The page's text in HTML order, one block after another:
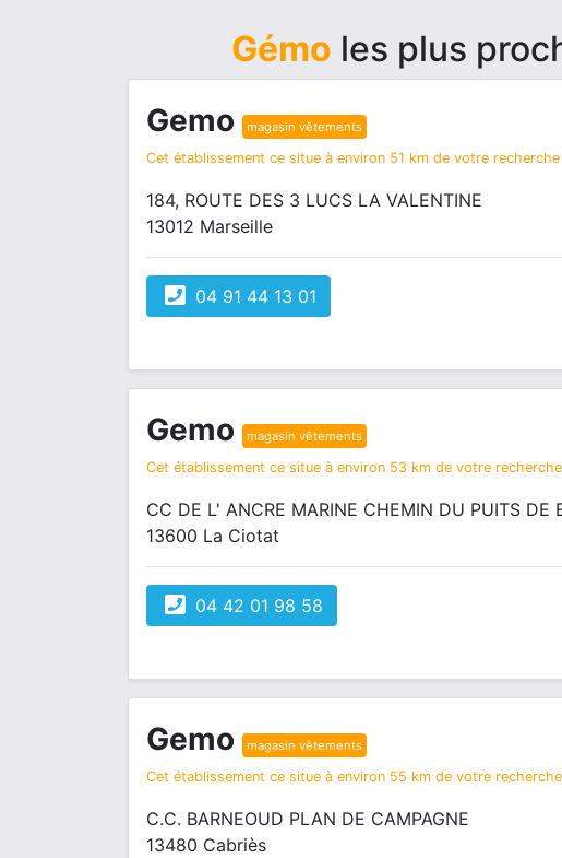
Gémo les plus
Gemo magasin vêtements
Cet établissement ce situe à environ 51 km de votre
184, ROUTE DES 3 LUCS LA VALENTINE
13012 Marseille
04 91 44 13 01
Gemo magasin vêtements
Cet établissement ce situe à environ 53 km de votre
CC DE L' ANCRE MARINE CHEMIN DU PUITS DE
13600 La Ciotat
04 42 01 98 58
Gemo magasin vêtements
Cet établissement ce situe à environ 55 km de votre
C.C. BARNEOUD PLAN DE CAMPAGNE
13480 Cabriès